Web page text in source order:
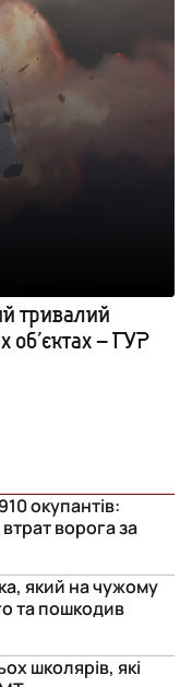
тривалий
обʼєктах – ГУР
окупантів:
ворога за
який на чужому
та пошкодив
школярів, які